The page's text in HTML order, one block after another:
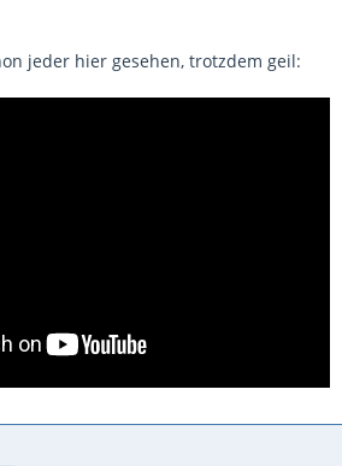
jeder hier gesehen, trotzdem geil: